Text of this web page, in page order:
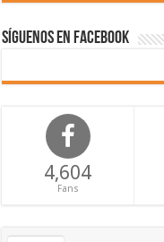
Síguenos en Facebook
4,604
Fans